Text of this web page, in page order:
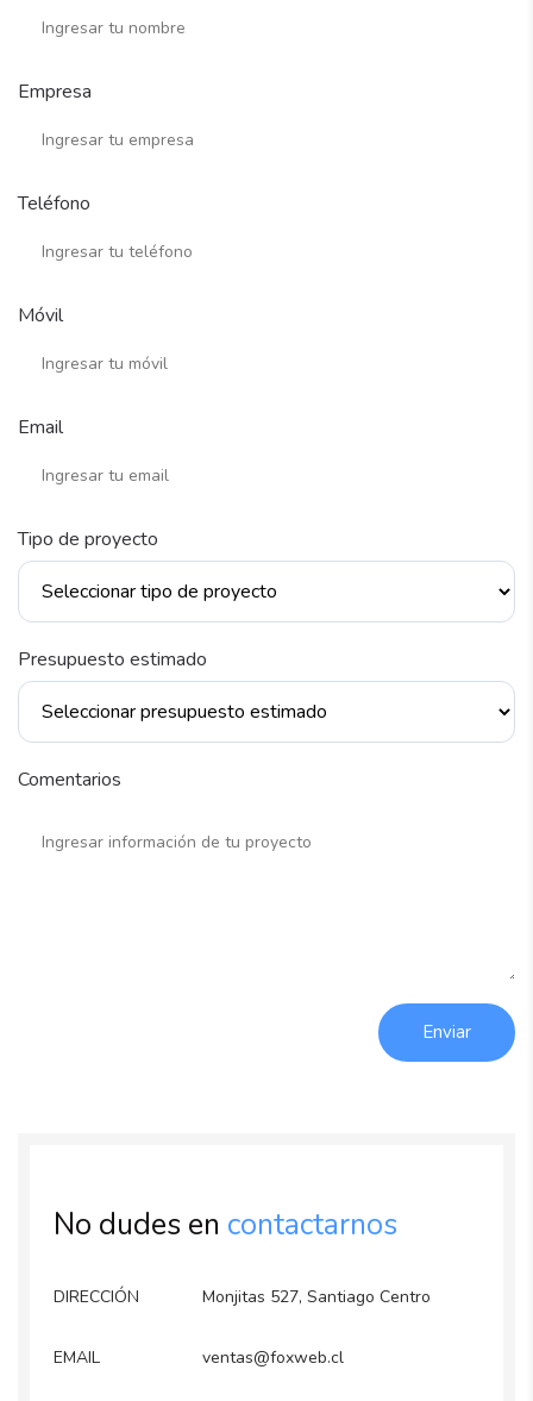
Empresa
Teléfono
Móvil
Email
Tipo de proyecto
Presupuesto estimado
Comentarios
Enviar
No dudes en contactarnos
DIRECCIÓN Monjitas 527, Santiago Centro
EMAIL ventas@foxweb.cl